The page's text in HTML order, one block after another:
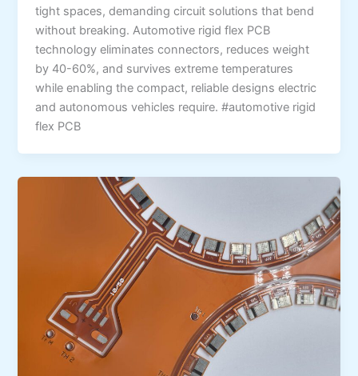
tight spaces, demanding circuit solutions that bend
without breaking. Automotive rigid flex PCB
technology eliminates connectors, reduces weight
by 40-60%, and survives extreme temperatures
while enabling the compact, reliable designs electric
and autonomous vehicles require. #automotive rigid
flex PCB